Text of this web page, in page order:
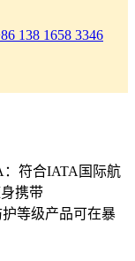
138 1658 3346
：符合IATA国际航
携带
护等级产品可在暴